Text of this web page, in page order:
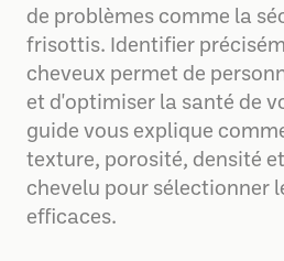
de problèmes comme la
frisottis. Identifier
cheveux permet de
et d'optimiser la santé de
guide vous explique
texture, porosité, densité
chevelu pour sélectionner
efficaces.